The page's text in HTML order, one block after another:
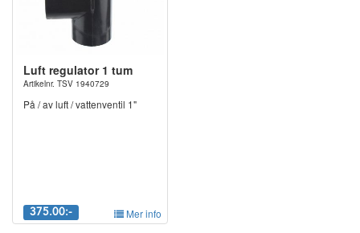
Luft regulator 1 tum
Artikelnr. TSV 1940729
På / av luft / vattenventil 1"
375.00:- Mer info